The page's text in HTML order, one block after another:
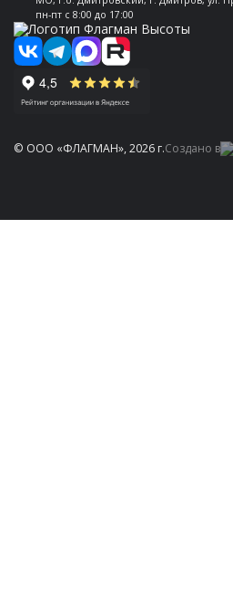
пн-пт с 8:00 до 17:00
© ООО «ФЛАГМАН», 2026 г.Создано в